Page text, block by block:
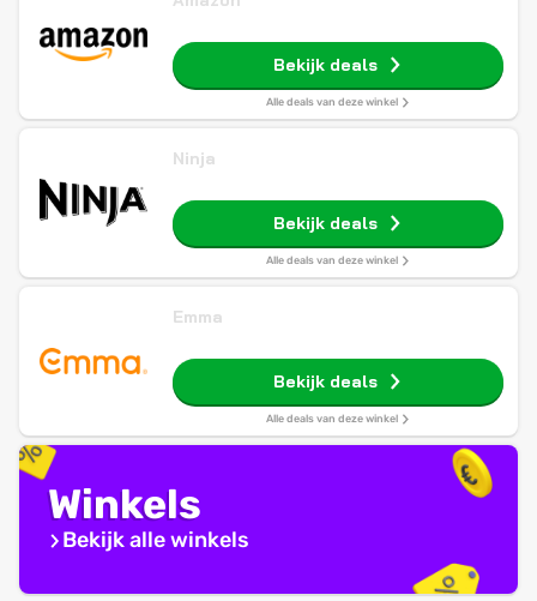
Bekijk deals
Alle deals van deze winkel
Ninja
Bekijk deals
Alle deals van deze winkel
Emma
Bekijk deals
Alle deals van deze winkel
Winkels
Bekijk alle winkels